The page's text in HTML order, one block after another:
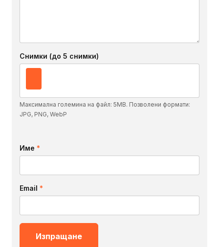
Снимки (до 5 снимки)
Максимална големина на файл: 5MB. Позволени формати:
JPG, PNG, WebP
Име *
Email *